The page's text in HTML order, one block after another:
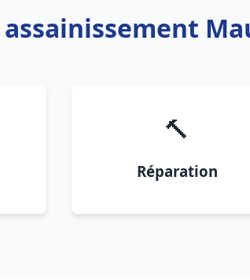
🔨
Réparation